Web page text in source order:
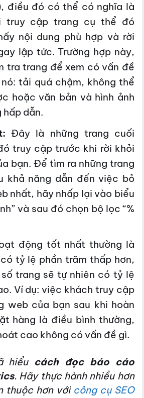
điều đó có thể có nghĩa là
truy cập trang cụ thể đó
nội dung phù hợp và rời
lập tức. Trường hợp này,
tra trang để xem có vấn đề
tải quá chậm, không thể
hoặc văn bản và hình ảnh
hấp dẫn.
Đây là những trang cuối
truy cập trước khi rời khỏi
bạn. Để tìm ra những trang
khả năng dẫn đến việc bỏ
nhất, hãy nhấp lại vào biểu
và sau đó chọn bộ lọc “%
động tốt nhất thường là
tỷ lệ phần trăm thấp hơn,
trang sẽ tự nhiên có tỷ lệ
Ví dụ: việc khách truy cập
web của bạn sau khi hoàn
hàng là điều bình thường,
cao không có vấn đề gì.
hiểu cách đọc báo cáo
. Hãy thực hành nhiều hơn
thuộc hơn với công cụ SEO